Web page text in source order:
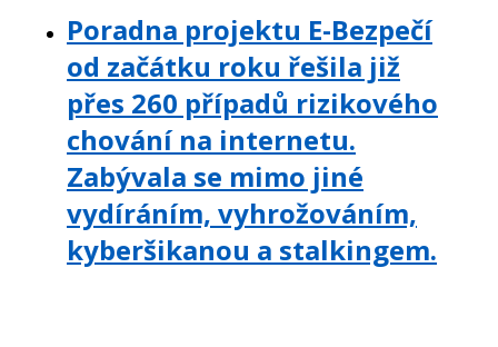
Poradna projektu E-Bezpečí
od začátku roku řešila již
přes 260 případů rizikového
chování na internetu.
Zabývala se mimo jiné
vydíráním, vyhrožováním,
kyberšikanou a stalkingem.